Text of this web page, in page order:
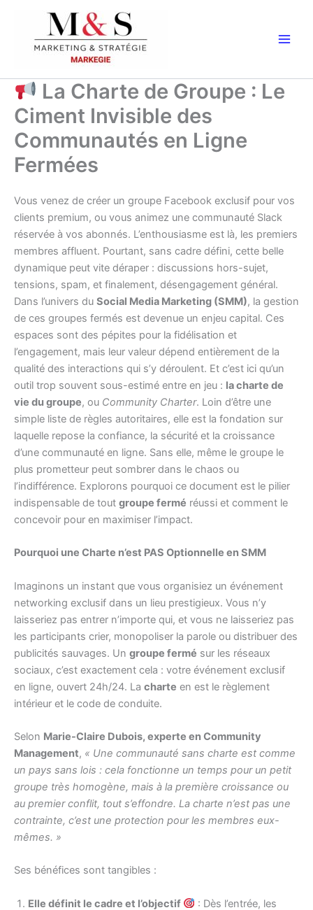
contenu
La Charte de Groupe : Le
Ciment Invisible des
Communautés en Ligne
Fermées
Vous venez de créer un groupe Facebook exclusif pour vos
clients premium, ou vous animez une communauté Slack
réservée à vos abonnés. L’enthousiasme est là, les premiers
membres affluent. Pourtant, sans cadre défini, cette belle
dynamique peut vite déraper : discussions hors-sujet,
tensions, spam, et finalement, désengagement général.
Dans l’univers du Social Media Marketing (SMM), la gestion
de ces groupes fermés est devenue un enjeu capital. Ces
espaces sont des pépites pour la fidélisation et
l’engagement, mais leur valeur dépend entièrement de la
qualité des interactions qui s’y déroulent. Et c’est ici qu’un
outil trop souvent sous-estimé entre en jeu : la charte de
vie du groupe, ou Community Charter. Loin d’être une
simple liste de règles autoritaires, elle est la fondation sur
laquelle repose la confiance, la sécurité et la croissance
d’une communauté en ligne. Sans elle, même le groupe le
plus prometteur peut sombrer dans le chaos ou
l’indifférence. Explorons pourquoi ce document est le pilier
indispensable de tout groupe fermé réussi et comment le
concevoir pour en maximiser l’impact.
Pourquoi une Charte n’est PAS Optionnelle en SMM
Imaginons un instant que vous organisiez un événement
networking exclusif dans un lieu prestigieux. Vous n’y
laisseriez pas entrer n’importe qui, et vous ne laisseriez pas
les participants crier, monopoliser la parole ou distribuer des
publicités sauvages. Un groupe fermé sur les réseaux
sociaux, c’est exactement cela : votre événement exclusif
en ligne, ouvert 24h/24. La charte en est le règlement
intérieur et le code de conduite.
Selon Marie-Claire Dubois, experte en Community
Management, « Une communauté sans charte est comme
un pays sans lois : cela fonctionne un temps pour un petit
groupe très homogène, mais à la première croissance ou
au premier conflit, tout s’effondre. La charte n’est pas une
contrainte, c’est une protection pour les membres eux-
mêmes. »
Ses bénéfices sont tangibles :
Elle définit le cadre et l’objectif
: Dès l’entrée, les